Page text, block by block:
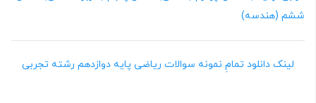
ششم (هندسه)
لینک دانلود تمامِ نمونه سوالات ریاضی پایه دوازدهم رشته تجربی